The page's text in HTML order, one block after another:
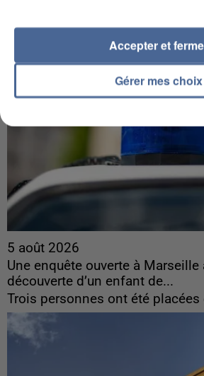
5 août 2026
Une enquête ouverte à Marseille
découverte d’un enfant de...
Trois personnes ont été placées
Gérer mes choix
Accepter et